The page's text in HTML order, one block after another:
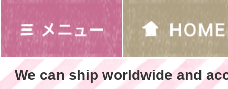
We can ship worldwide and